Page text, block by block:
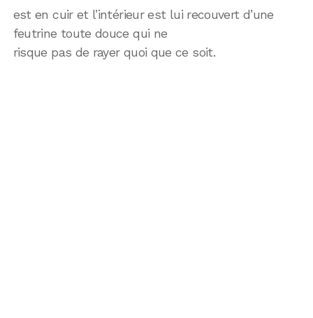
est en cuir et l’intérieur est lui recouvert d’une
feutrine toute douce qui ne
risque pas de rayer quoi que ce soit.